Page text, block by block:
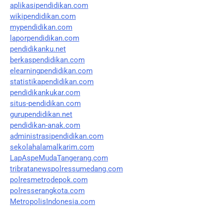
aplikasipendidikan.com
wikipendidikan.com
mypendidikan.com
laporpendidikan.com
pendidikanku.net
berkaspendidikan.com
elearningpendidikan.com
statistikapendidikan.com
pendidikankukar.com
situs-pendidikan.com
gurupendidikan.net
pendidikan-anak.com
administrasipendidikan.com
sekolahalamalkarim.com
LapAspeMudaTangerang.com
tribratanewspolressumedang.com
polresmetrodepok.com
polresserangkota.com
MetropolisIndonesia.com